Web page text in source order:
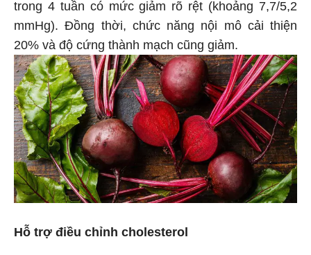
trong 4 tuần có mức giảm rõ rệt (khoảng 7,7/5,2
mmHg). Đồng thời, chức năng nội mô cải thiện
20% và độ cứng thành mạch cũng giảm.
Hỗ trợ điều chỉnh cholesterol